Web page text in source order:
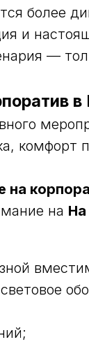
более
и
—
комфорт
на
на На